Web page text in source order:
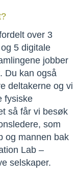
over 3
5 digitale
jobber
Du kan også
deltakerne og vi
fysiske
så får vi besøk
som
og mannen bak
Lab –
selskaper.